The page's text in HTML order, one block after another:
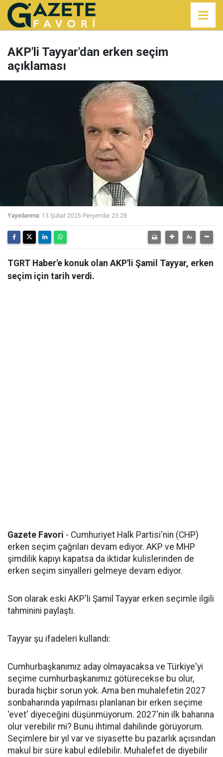
AKP'li Tayyar'dan erken seçim
açıklaması
Yayınlanma: 13 Şubat 2025 Perşembe 23:28
TGRT Haber'e konuk olan AKP'li Şamil Tayyar, erken
seçim için tarih verdi.
Gazete Favori - Cumhuriyet Halk Partisi'nin (CHP)
erken seçim çağrıları devam ediyor. AKP ve MHP
şimdilik kapıyı kapatsa da iktidar kulislerinden de
erken seçim sinyalleri gelmeye devam ediyor.
Son olarak eski AKP'li Şamil Tayyar erken seçimle ilgili
tahminini paylaştı.
Tayyar şu ifadeleri kullandı:
Cumhurbaşkanımız aday olmayacaksa ve Türkiye'yi
seçime cumhurbaşkanımız götürecekse bu olur,
burada hiçbir sorun yok. Ama ben muhalefetin 2027
sonbaharında yapılması planlanan bir erken seçime
'evet' diyeceğini düşünmüyorum. 2027'nin ilk baharına
olur verebilir mi? Bunu ihtimal dahilinde görüyorum.
Seçimlere bir yıl var ve siyasette bu pazarlık açısından
makul bir süre kabul edilebilir. Muhalefet de diyebilir